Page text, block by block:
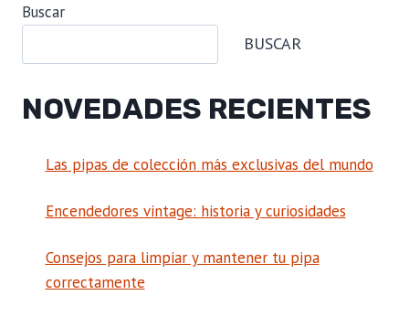
Buscar
BUSCAR
NOVEDADES RECIENTES
Las pipas de colección más exclusivas del mundo
Encendedores vintage: historia y curiosidades
Consejos para limpiar y mantener tu pipa
correctamente